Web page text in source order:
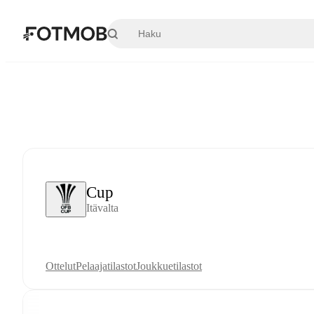
Cup
Itävalta
OttelutPelaajatilastotJoukkuetilastot